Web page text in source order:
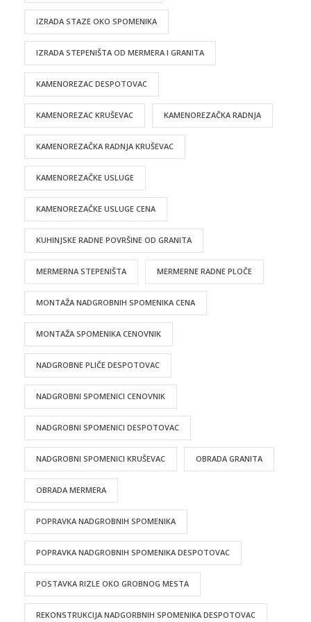
IZRADA STAZE OKO SPOMENIKA
IZRADA STEPENIŠTA OD MERMERA I GRANITA
KAMENOREZAC DESPOTOVAC
KAMENOREZAC KRUŠEVAC KAMENOREZAČKA RADNJA
KAMENOREZAČKA RADNJA KRUŠEVAC
KAMENOREZAČKE USLUGE
KAMENOREZAČKE USLUGE CENA
KUHINJSKE RADNE POVRŠINE OD GRANITA
MERMERNA STEPENIŠTA MERMERNE RADNE PLOČE
MONTAŽA NADGROBNIH SPOMENIKA CENA
MONTAŽA SPOMENIKA CENOVNIK
NADGROBNE PLIČE DESPOTOVAC
NADGROBNI SPOMENICI CENOVNIK
NADGROBNI SPOMENICI DESPOTOVAC
NADGROBNI SPOMENICI KRUŠEVAC OBRADA GRANITA
OBRADA MERMERA
POPRAVKA NADGROBNIH SPOMENIKA
POPRAVKA NADGROBNIH SPOMENIKA DESPOTOVAC
POSTAVKA RIZLE OKO GROBNOG MESTA
REKONSTRUKCIJA NADGORBNIH SPOMENIKA DESPOTOVAC